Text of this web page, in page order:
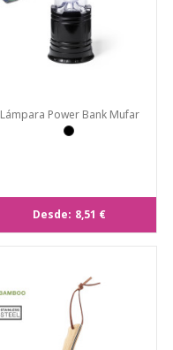
Lámpara Power Bank Mufar
Desde: 8,51 €